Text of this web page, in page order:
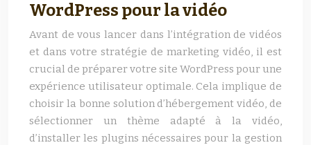
WordPress pour la vidéo
Avant de vous lancer dans l’intégration de vidéos
et dans votre stratégie de marketing vidéo, il est
crucial de préparer votre site WordPress pour une
expérience utilisateur optimale. Cela implique de
choisir la bonne solution d’hébergement vidéo, de
sélectionner un thème adapté à la vidéo,
d’installer les plugins nécessaires pour la gestion